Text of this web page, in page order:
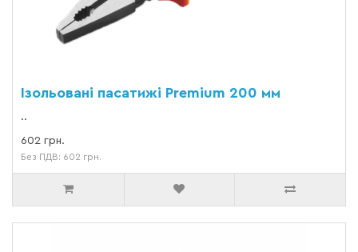
Ізольовані пасатижі Premium 200 мм
..
602 грн.
Без ПДВ: 602 грн.